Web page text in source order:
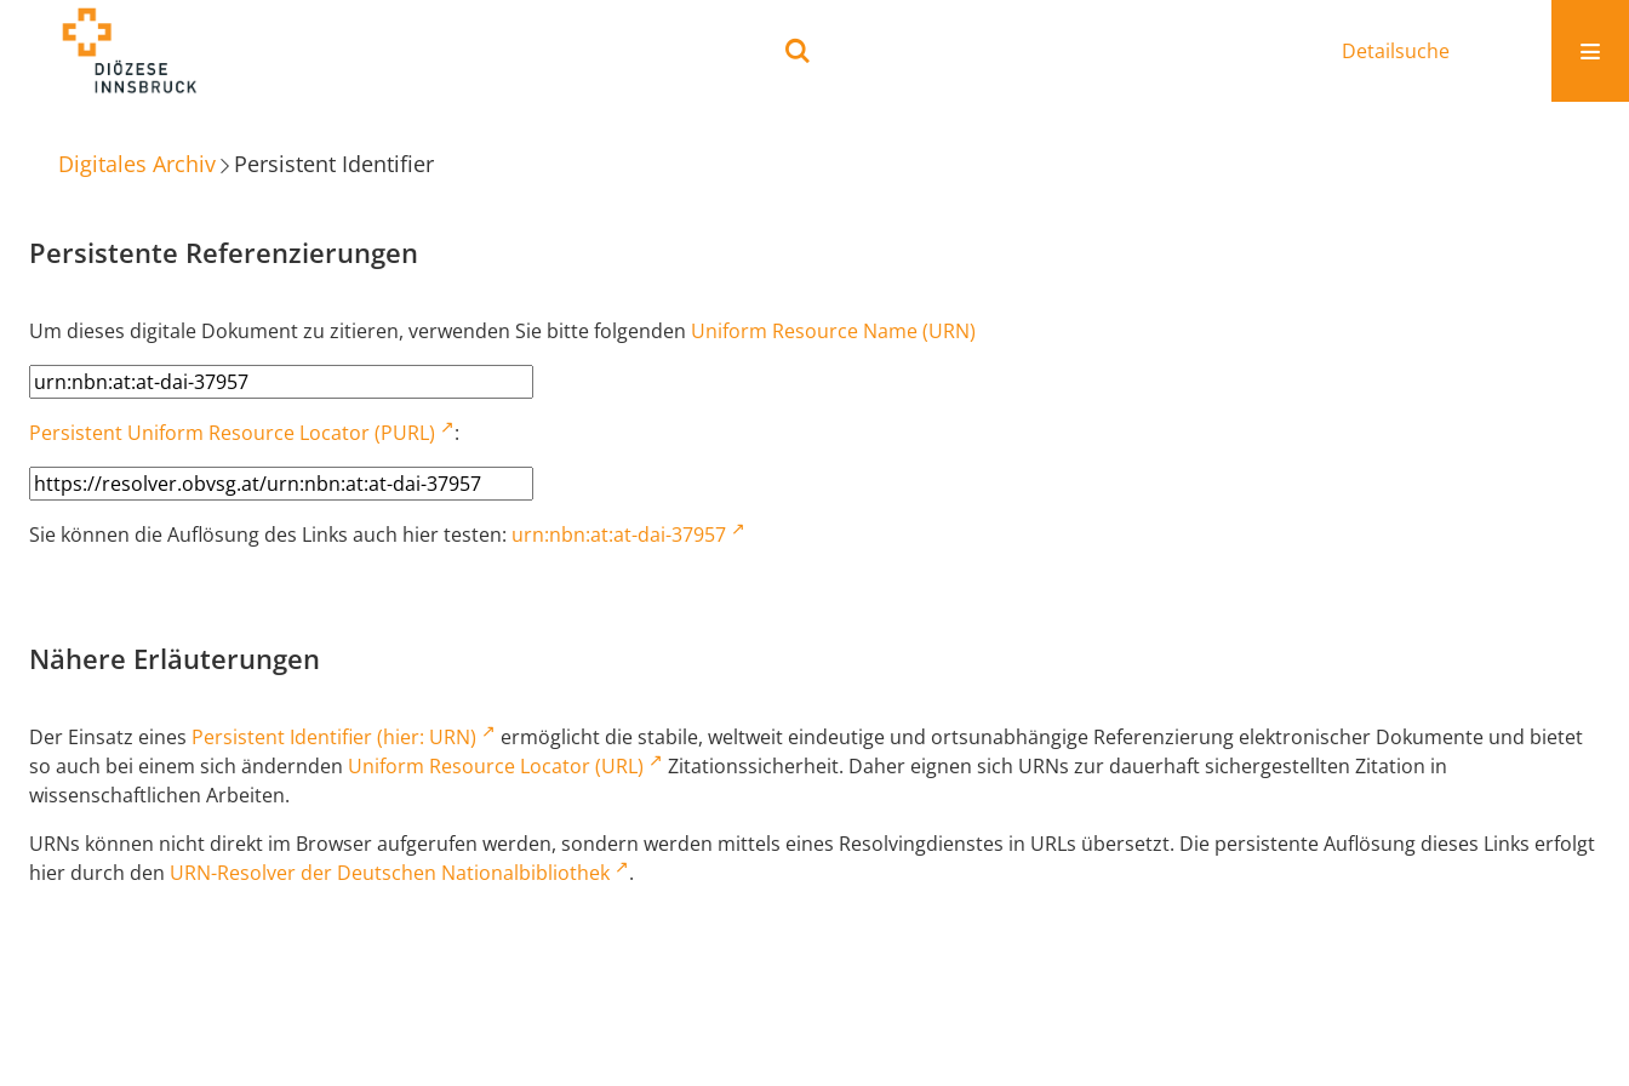
Detailsuche
Digitales Archiv Persistent Identifier
Persistente Referenzierungen
Um dieses digitale Dokument zu zitieren, verwenden Sie bitte folgenden Uniform Resource Name (URN)
Persistent Uniform Resource Locator (PURL) :
Sie können die Auflösung des Links auch hier testen: urn:nbn:at:at-dai-37957
Nähere Erläuterungen
Der Einsatz eines Persistent Identifier (hier: URN)
ermöglicht die stabile, weltweit eindeutige und ortsunabhängige Referenzierung elektronischer Dokumente und bietet
so auch bei einem sich ändernden Uniform Resource Locator (URL)
Zitationssicherheit. Daher eignen sich URNs zur dauerhaft sichergestellten Zitation in
wissenschaftlichen Arbeiten.
URNs können nicht direkt im Browser aufgerufen werden, sondern werden mittels eines Resolvingdienstes in URLs übersetzt. Die persistente Auflösung dieses Links erfolgt
hier durch den URN-Resolver der Deutschen Nationalbibliothek .